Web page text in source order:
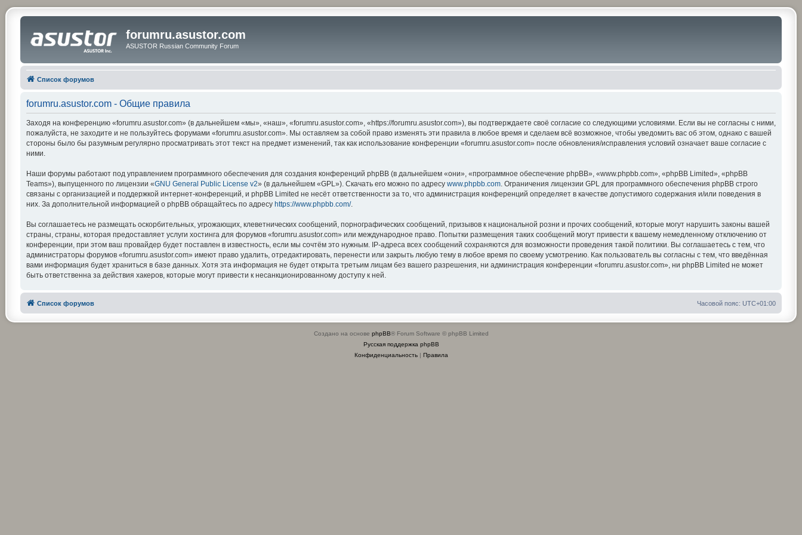
forumru.asustor.com
ASUSTOR Russian Community Forum
Список форумов
forumru.asustor.com - Общие правила
Заходя на конференцию «forumru.asustor.com» (в дальнейшем «мы», «наш», «forumru.asustor.com», «https://forumru.asustor.com»), вы подтверждаете своё согласие со следующими условиями. Если вы не согласны с ними,
пожалуйста, не заходите и не пользуйтесь форумами «forumru.asustor.com». Мы оставляем за собой право изменять эти правила в любое время и сделаем всё возможное, чтобы уведомить вас об этом, однако с вашей
стороны было бы разумным регулярно просматривать этот текст на предмет изменений, так как использование конференции «forumru.asustor.com» после обновления/исправления условий означает ваше согласие с
ними.
Наши форумы работают под управлением программного обеспечения для создания конференций phpBB (в дальнейшем «они», «программное обеспечение phpBB», «www.phpbb.com», «phpBB Limited», «phpBB
Teams»), выпущенного по лицензии «GNU General Public License v2» (в дальнейшем «GPL»). Скачать его можно по адресу www.phpbb.com. Ограничения лицензии GPL для программного обеспечения phpBB строго
связаны с организацией и поддержкой интернет-конференций, и phpBB Limited не несёт ответственности за то, что администрация конференций определяет в качестве допустимого содержания и/или поведения в
них. За дополнительной информацией о phpBB обращайтесь по адресу https://www.phpbb.com/.
Вы соглашаетесь не размещать оскорбительных, угрожающих, клеветнических сообщений, порнографических сообщений, призывов к национальной розни и прочих сообщений, которые могут нарушить законы вашей
страны, страны, которая предоставляет услуги хостинга для форумов «forumru.asustor.com» или международное право. Попытки размещения таких сообщений могут привести к вашему немедленному отключению от
конференции, при этом ваш провайдер будет поставлен в известность, если мы сочтём это нужным. IP-адреса всех сообщений сохраняются для возможности проведения такой политики. Вы соглашаетесь с тем, что
администраторы форумов «forumru.asustor.com» имеют право удалить, отредактировать, перенести или закрыть любую тему в любое время по своему усмотрению. Как пользователь вы согласны с тем, что введённая
вами информация будет храниться в базе данных. Хотя эта информация не будет открыта третьим лицам без вашего разрешения, ни администрация конференции «forumru.asustor.com», ни phpBB Limited не может
быть ответственна за действия хакеров, которые могут привести к несанкционированному доступу к ней.
Список форумов Часовой пояс: UTC+01:00
Создано на основе phpBB® Forum Software © phpBB Limited
Русская поддержка phpBB
Конфиденциальность| Правила